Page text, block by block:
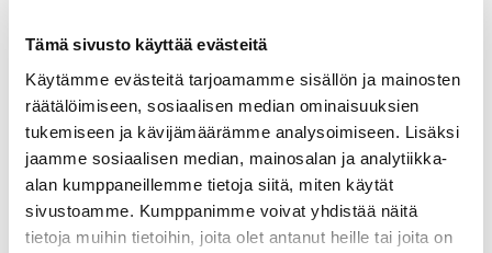
Tämä sivusto käyttää evästeitä
Käytämme evästeitä tarjoamamme sisällön ja mainosten
räätälöimiseen, sosiaalisen median ominaisuuksien
tukemiseen ja kävijämäärämme analysoimiseen. Lisäksi
jaamme sosiaalisen median, mainosalan ja analytiikka-
alan kumppaneillemme tietoja siitä, miten käytät
sivustoamme. Kumppanimme voivat yhdistää näitä
tietoja muihin tietoihin, joita olet antanut heille tai joita on
verkkokauppaamme, niin olkaa yhteydessä
mail@helatukku.com
Määrä pakkauksessa:
500
Yksikkö: